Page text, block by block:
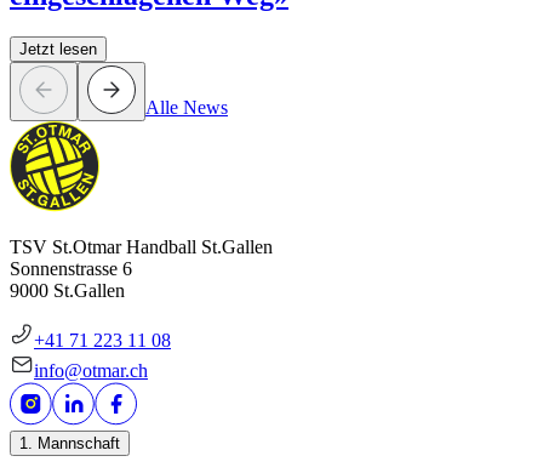
Jetzt lesen
Alle News
TSV St.Otmar Handball St.Gallen
Sonnenstrasse 6
9000 St.Gallen
+41 71 223 11 08
info@otmar.ch
1. Mannschaft